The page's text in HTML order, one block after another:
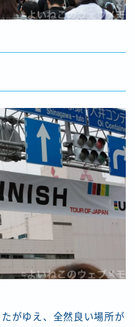
がゆえ、全然良い場所が